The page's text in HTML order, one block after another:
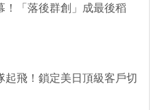
！「落後群創」成最後稻
飛！鎖定美日頂級客戶切